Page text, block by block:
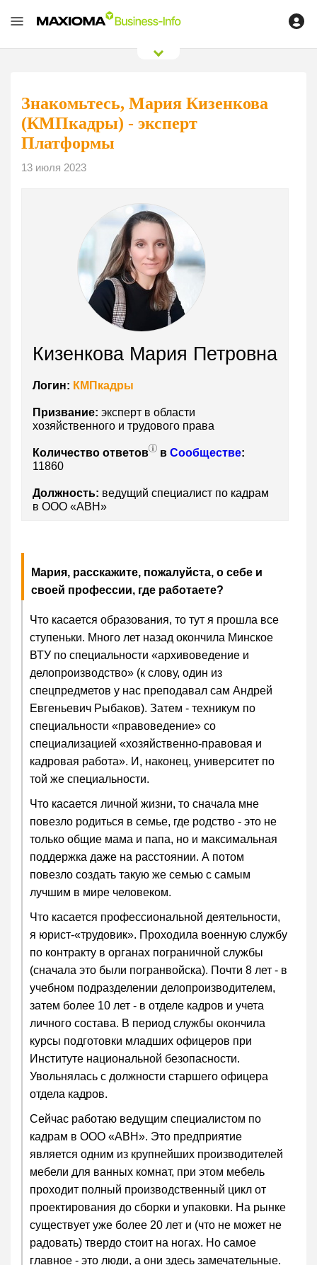
Знакомьтесь, Мария Кизенкова
(КМПкадры) - эксперт
Платформы
13 июля 2023
Кизенкова Мария Петровна
Логин: КМПкадры
Призвание: эксперт в области
хозяйственного и трудового права
Количество ответов в Сообществе:
11860
Должность: ведущий специалист по кадрам
в ООО «АВН»
Мария, расскажите, пожалуйста, о себе и
своей профессии, где работаете?
Что касается образования, то тут я прошла все
ступеньки. Много лет назад окончила Минское
ВТУ по специальности «архивоведение и
делопроизводство» (к слову, один из
спецпредметов у нас преподавал сам Андрей
Евгеньевич Рыбаков). Затем - техникум по
специальности «правоведение» со
специализацией «хозяйственно-правовая и
кадровая работа». И, наконец, университет по
той же специальности.
Что касается личной жизни, то сначала мне
повезло родиться в семье, где родство - это не
только общие мама и папа, но и максимальная
поддержка даже на расстоянии. А потом
повезло создать такую же семью с самым
лучшим в мире человеком.
Что касается профессиональной деятельности,
я юрист-«трудовик». Проходила военную службу
по контракту в органах пограничной службы
(сначала это были погранвойска). Почти 8 лет - в
учебном подразделении делопроизводителем,
затем более 10 лет - в отделе кадров и учета
личного состава. В период службы окончила
курсы подготовки младших офицеров при
Институте национальной безопасности.
Увольнялась с должности старшего офицера
отдела кадров.
Сейчас работаю ведущим специалистом по
кадрам в ООО «АВН». Это предприятие
является одним из крупнейших производителей
мебели для ванных комнат, при этом мебель
проходит полный производственный цикл от
проектирования до сборки и упаковки. На рынке
существует уже более 20 лет и (что не может не
радовать) твердо стоит на ногах. Но самое
главное - это люди, а они здесь замечательные.